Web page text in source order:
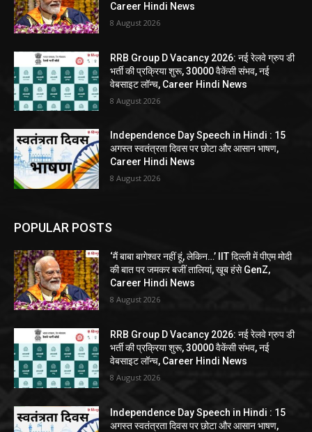
Career Hindi News
8 August 2026
RRB Group D Vacancy 2026: नई रेलवे ग्रुप डी
भर्ती की प्रक्रिया शुरू, 30000 वैकेंसी संभव, नई
वेबसाइट लॉन्च, Career Hindi News
8 August 2026
Independence Day Speech in Hindi : 15
अगस्त स्वतंत्रता दिवस पर छोटा और आसान भाषण,
Career Hindi News
8 August 2026
POPULAR POSTS
‘मैं बाबा बागेश्वर नहीं हूं, लेकिन…’ IIT दिल्ली में पीएम मोदी
की बात पर जमकर बजीं तालियां, खूब हंसे GenZ,
Career Hindi News
8 August 2026
RRB Group D Vacancy 2026: नई रेलवे ग्रुप डी
भर्ती की प्रक्रिया शुरू, 30000 वैकेंसी संभव, नई
वेबसाइट लॉन्च, Career Hindi News
8 August 2026
Independence Day Speech in Hindi : 15
अगस्त स्वतंत्रता दिवस पर छोटा और आसान भाषण,